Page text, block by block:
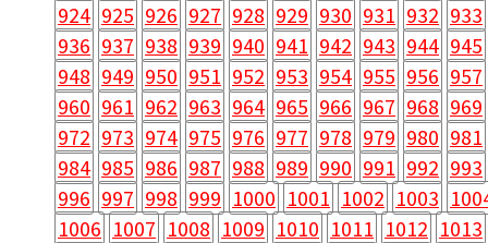
924 925 926 927 928 929 930 931 932 933
936 937 938 939 940 941 942 943 944 945
948 949 950 951 952 953 954 955 956 957
960 961 962 963 964 965 966 967 968 969
972 973 974 975 976 977 978 979 980 981
984 985 986 987 988 989 990 991 992 993
996 997 998 999 1000 1001 1002 1003
1006 1007 1008 1009 1010 1011 1012 1013